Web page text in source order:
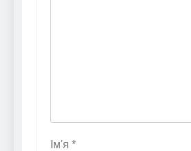
Ім'я *